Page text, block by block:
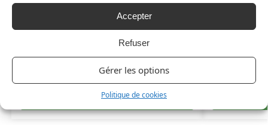
Accepter
Refuser
Gérer les options
Politique de cookies
Choix des options